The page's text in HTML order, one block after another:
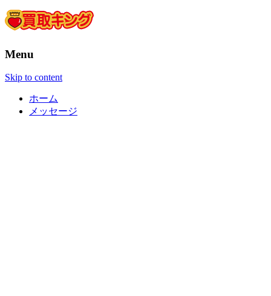
Menu
Skip to content
ホーム
メッセージ